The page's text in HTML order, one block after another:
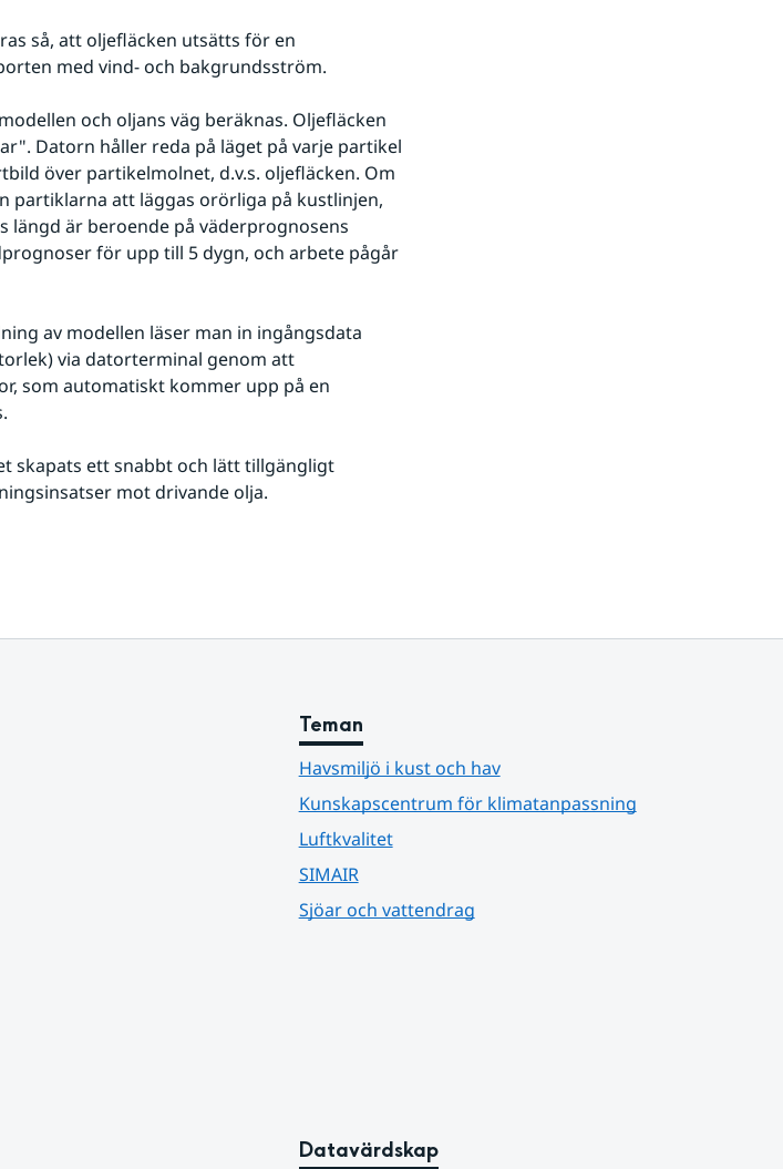
så, att oljefläcken utsätts för en
med vind- och bakgrundsström.
och oljans väg beräknas. Oljefläcken
Datorn håller reda på läget på varje partikel
över partikelmolnet, d.v.s. oljefläcken. Om
partiklarna att läggas orörliga på kustlinjen,
är beroende på väderprognosens
för upp till 5 dygn, och arbete pågår
av modellen läser man in ingångsdata
via datorterminal genom att
som automatiskt kommer upp på en
skapats ett snabbt och lätt tillgängligt
mot drivande olja.
sidan på
Teman
Havsmiljö i kust och hav
Kunskapscentrum för klimatanpassning
Luftkvalitet
SIMAIR
Sjöar och vattendrag
Datavärdskap